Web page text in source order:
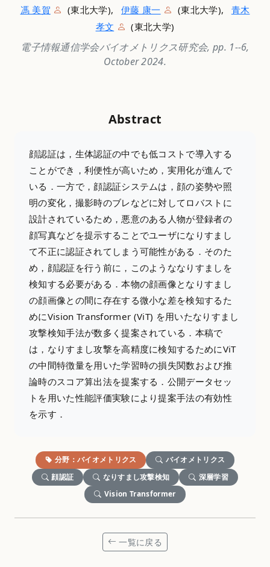
馮 美賀 (東北大学),伊藤 康一 (東北大学), 青木
孝文
(東北大学)
電子情報通信学会バイオメトリクス研究会, pp. 1--6,
October 2024.
Abstract
顔認証は，生体認証の中でも低コストで導入する
ことができ，利便性が高いため，実用化が進んで
いる．一方で，顔認証システムは，顔の姿勢や照
明の変化，撮影時のブレなどに対してロバストに
設計されているため，悪意のある人物が登録者の
顔写真などを提示することでユーザになりすまし
て不正に認証されてしまう可能性がある．そのた
め，顔認証を行う前に，このようななりすましを
検知する必要がある．本物の顔画像となりすまし
の顔画像との間に存在する微小な差を検知するた
めにVision Transformer (ViT) を用いたなりすまし
攻撃検知手法が数多く提案されている．本稿で
は，なりすまし攻撃を高精度に検知するためにViT
の中間特徴量を用いた学習時の損失関数および推
論時のスコア算出法を提案する．公開データセッ
トを用いた性能評価実験により提案手法の有効性
を示す．
分野：バイオメトリクス
バイオメトリクス
顔認証
なりすまし攻撃検知
深層学習
Vision Transformer
一覧に戻る